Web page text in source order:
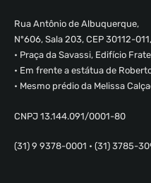
Rua Antônio de Albuquerque,
Nº606, Sala 203, CEP 30112-
• Praça da Savassi, Edifício
• Em frente a estátua de
• Mesmo prédio da Melissa
CNPJ 13.144.091/0001-80
(31) 9 9378-0001 • (31) 3785-